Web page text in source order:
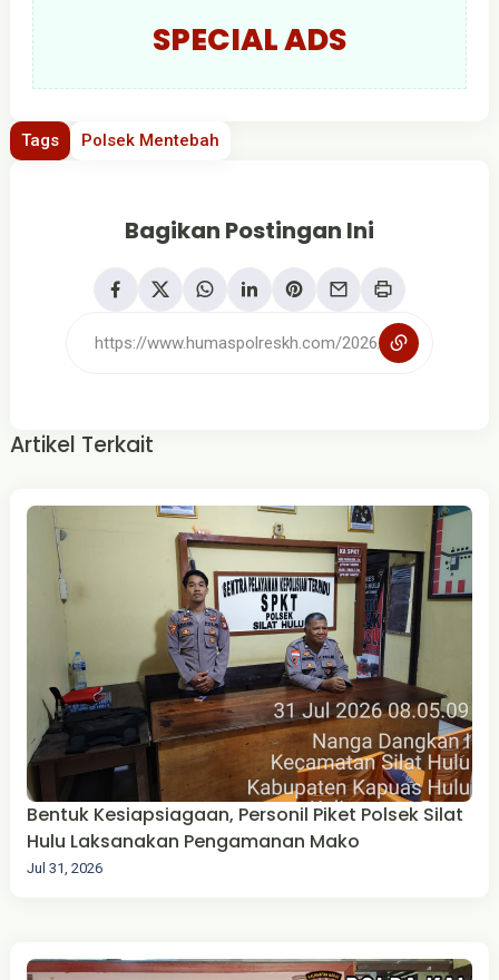
SPECIAL ADS
Tags Polsek Mentebah
Bagikan Postingan Ini
Artikel Terkait
Bentuk Kesiapsiagaan, Personil Piket Polsek Silat
Hulu Laksanakan Pengamanan Mako
Jul 31, 2026